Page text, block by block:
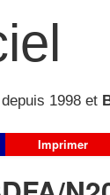
1998 et
Imprimer